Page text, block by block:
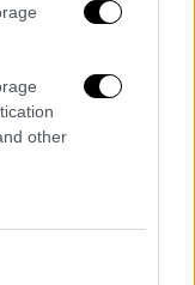
other
Ντιόγο